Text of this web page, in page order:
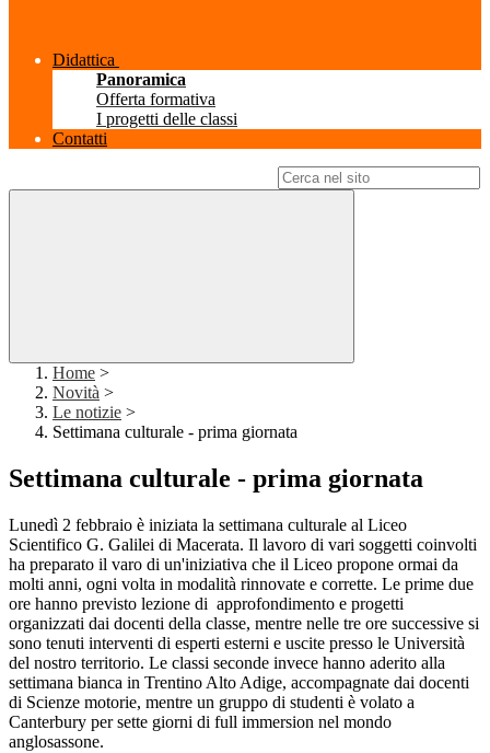
Didattica
Panoramica
Offerta formativa
I progetti delle classi
Contatti
Home >
Novità >
Le notizie >
Settimana culturale - prima giornata
Settimana culturale - prima giornata
Lunedì 2 febbraio è iniziata la settimana culturale al Liceo
Scientifico G. Galilei di Macerata. Il lavoro di vari soggetti coinvolti
ha preparato il varo di un'iniziativa che il Liceo propone ormai da
molti anni, ogni volta in modalità rinnovate e corrette. Le prime due
ore hanno previsto lezione di approfondimento e progetti
organizzati dai docenti della classe, mentre nelle tre ore successive si
sono tenuti interventi di esperti esterni e uscite presso le Università
del nostro territorio. Le classi seconde invece hanno aderito alla
settimana bianca in Trentino Alto Adige, accompagnate dai docenti
di Scienze motorie, mentre un gruppo di studenti è volato a
Canterbury per sette giorni di full immersion nel mondo
anglosassone.